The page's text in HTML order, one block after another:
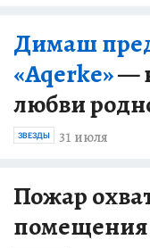
Димаш
«Aqerke»—
любви
31 июля
ЗВЕЗДЫ
Пожар